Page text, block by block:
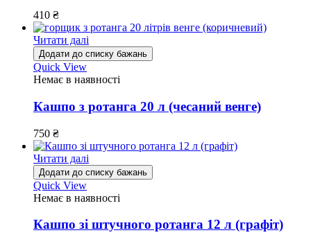
410 ₴
Читати далі
Додати до списку бажань
Quick View
Немає в наявності
Кашпо з ротанга 20 л (чесаний венге)
750 ₴
Читати далі
Додати до списку бажань
Quick View
Немає в наявності
Кашпо зі штучного ротанга 12 л (графіт)